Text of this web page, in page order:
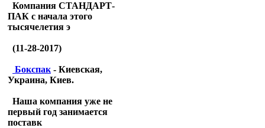
Компания СТАНДАРТ-
ПАК с начала этого
тысячелетия э
(11-28-2017)
Бокспак - Киевская,
Украина, Киев.
Наша компания уже не
первый год занимается
поставк